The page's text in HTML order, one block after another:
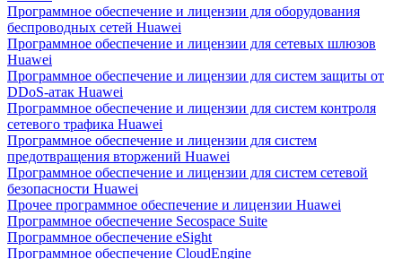
Программное обеспечение и лицензии для оборудования
беспроводных сетей Huawei
Программное обеспечение и лицензии для сетевых шлюзов
Huawei
Программное обеспечение и лицензии для систем защиты от
DDoS-атак Huawei
Программное обеспечение и лицензии для систем контроля
сетевого трафика Huawei
Программное обеспечение и лицензии для систем
предотвращения вторжений Huawei
Программное обеспечение и лицензии для систем сетевой
безопасности Huawei
Прочее программное обеспечение и лицензии Huawei
Программное обеспечение Secospace Suite
Программное обеспечение eSight
Программное обеспечение CloudEngine